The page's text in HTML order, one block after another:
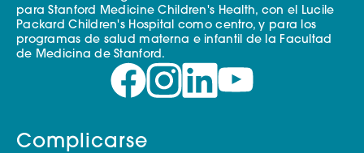
para Stanford Medicine Children's Health, con el Lucile
Packard Children's Hospital como centro, y para los
programas de salud materna e infantil de la Facultad
de Medicina de Stanford.
Complicarse